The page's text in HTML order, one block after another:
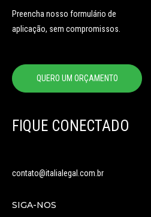
Preencha nosso formulário de
aplicação, sem compromissos.
QUERO UM ORÇAMENTO
FIQUE CONECTADO
contato@italialegal.com.br
SIGA-NOS